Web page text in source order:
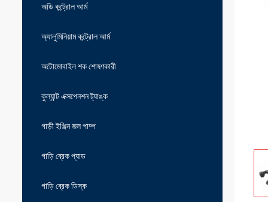
অডি কন্ট্রোল আর্ম
অ্যালুমিনিয়াম কন্ট্রোল আর্ম
অটোমোবাইল শক শোষণকারী
কুল্যান্ট এক্সপেনশন ট্যাঙ্ক
গাড়ী ইঞ্জিন জল পাম্প
গাড়ি ব্রেক প্যাড
গাড়ি ব্রেক ডিস্ক